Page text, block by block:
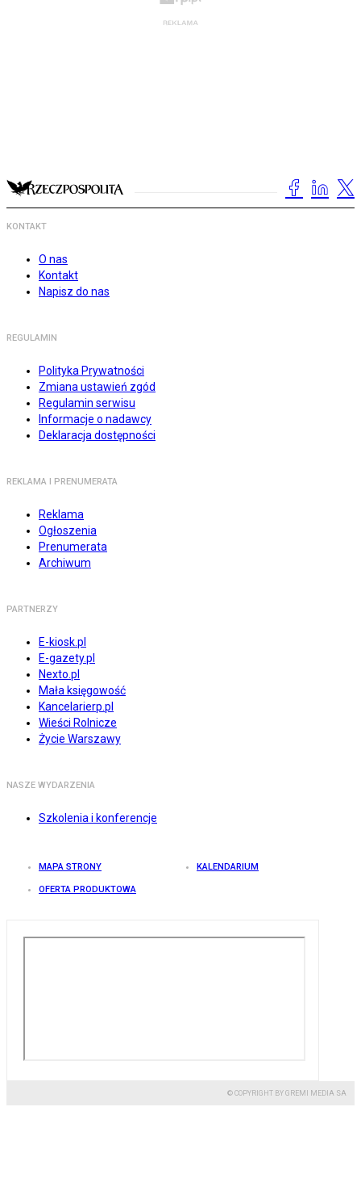
KONTAKT
O nas
Kontakt
Napisz do nas
REGULAMIN
Polityka Prywatności
Zmiana ustawień zgód
Regulamin serwisu
Informacje o nadawcy
Deklaracja dostępności
REKLAMA I PRENUMERATA
Reklama
Ogłoszenia
Prenumerata
Archiwum
PARTNERZY
E-kiosk.pl
E-gazety.pl
Nexto.pl
Mała księgowość
Kancelarierp.pl
Wieści Rolnicze
Życie Warszawy
NASZE WYDARZENIA
Szkolenia i konferencje
MAPA STRONY KALENDARIUM
OFERTA PRODUKTOWA
© COPYRIGHT BY GREMI MEDIA SA